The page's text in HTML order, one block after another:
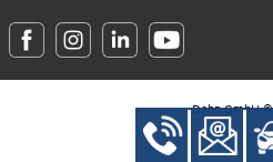
Dehn GmbH ©